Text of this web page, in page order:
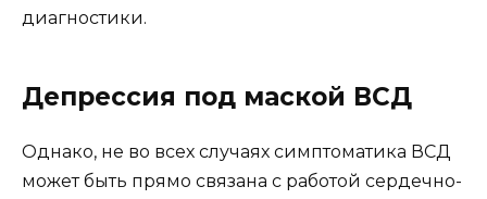
диагностики.
Депрессия под маской ВСД
Однако, не во всех случаях симптоматика ВСД
может быть прямо связана с работой сердечно-